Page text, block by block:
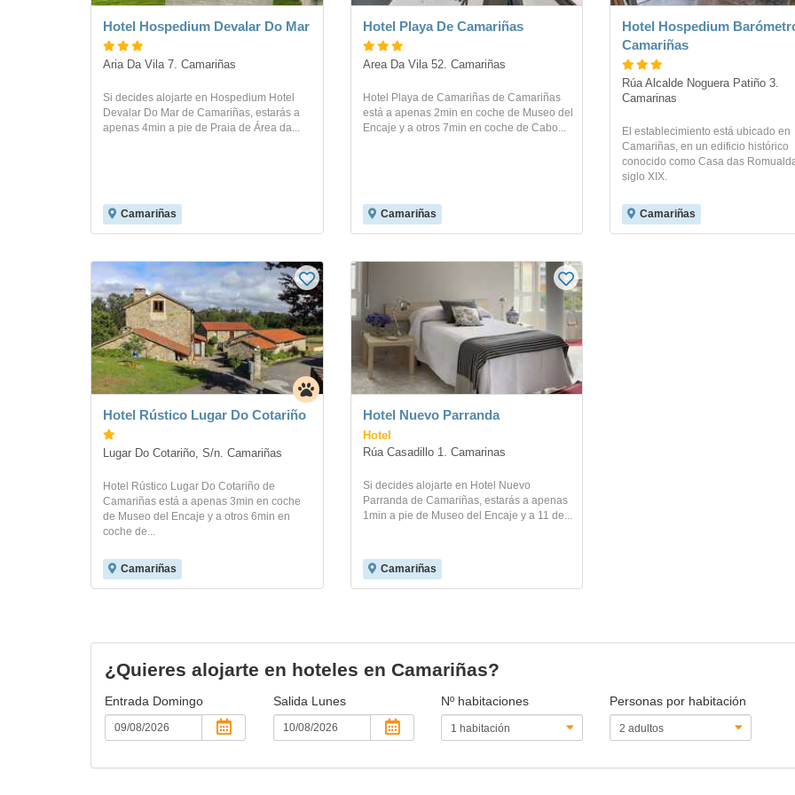
Hotel Hospedium Devalar Do Mar
Aria Da Vila 7. Camariñas
Si decides alojarte en Hospedium Hotel
Devalar Do Mar de Camariñas, estarás a
apenas 4min a pie de Praia de Área da...
Camariñas
Hotel Playa De Camariñas
Area Da Vila 52. Camariñas
Hotel Playa de Camariñas de Camariñas
está a apenas 2min en coche de Museo del
Encaje y a otros 7min en coche de Cabo...
Camariñas
Hotel Hospedium
Camariñas
Rúa Alcalde Noguera Patiño 3.
Camarinas
El establecimiento está ubicado en
Camariñas, en un edificio histórico
conocido como Casa das
siglo XIX.
Camariñas
Hotel Rústico Lugar Do Cotariño
Lugar Do Cotariño, S/n. Camariñas
Hotel Rústico Lugar Do Cotariño de
Camariñas está a apenas 3min en coche
de Museo del Encaje y a otros 6min en
coche de...
Camariñas
Hotel Nuevo Parranda
Hotel
Rúa Casadillo 1. Camarinas
Si decides alojarte en Hotel Nuevo
Parranda de Camariñas, estarás a apenas
1min a pie de Museo del Encaje y a 11 de...
Camariñas
¿Quieres alojarte en hoteles en Camariñas?
Entrada Domingo Salida Lunes Nº habitaciones
Personas por habitación